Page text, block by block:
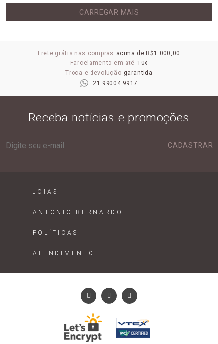
CARREGAR MAIS
Frete grátis nas compras acima de R$1.000,00
Parcelamento em até 10x
Troca e devolução garantida
21 99004 9917
Receba notícias e promoções
CADASTRAR
JOIAS
ANTONIO BERNARDO
POLÍTICAS
ATENDIMENTO